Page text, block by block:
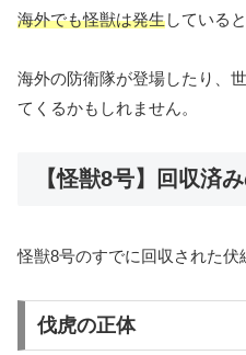
海外でも怪獣は発生している
海外の防衛隊が登場したり、
てくるかもしれません。
【怪獣8号】回収済
怪獣8号のすでに回収された伏
伐虎の正体